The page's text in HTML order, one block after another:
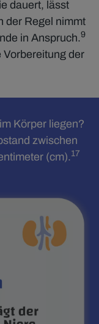
dauert, lässt
der Regel nimmt
in Anspruch.9
Vorbereitung der
Körper liegen?
zwischen
(cm).17